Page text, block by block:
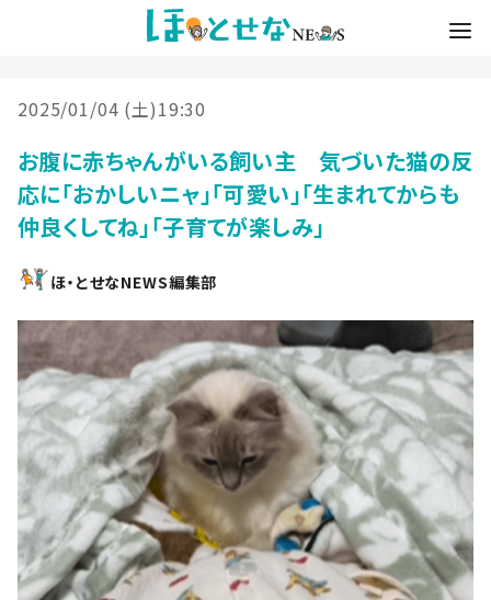
2025/01/04 (土)19:30
お腹に赤ちゃんがいる飼い主 気づいた猫の反
応に「おかしいニャ」「可愛い」「生まれてからも
仲良くしてね」「子育てが楽しみ」
ほ・とせなNEWS編集部